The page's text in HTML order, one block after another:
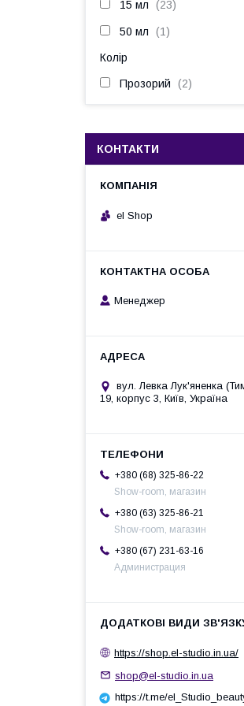
15 мл 23
50 мл 1
Колір
Прозорий 2
КОНТАКТИ
el Shop
Менеджер
вул. Левка Лук'яненка
19, корпус 3, Київ, Україна
+380 (68) 325-86-22
Show-room, магазин
+380 (63) 325-86-21
Show-room, магазин
+380 (67) 231-63-16
Администрация
https://shop.el-studio.in.ua/
shop@el-studio.in.ua
https://t.me/